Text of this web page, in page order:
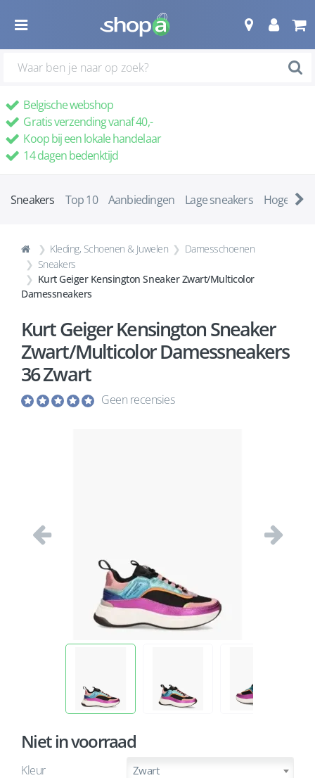
Belgische webshop
Gratis verzending vanaf 40,-
Koop bij een lokale handelaar
14 dagen bedenktijd
Sneakers Top 10 Aanbiedingen Lage sneakers Hoge
Kleding, Schoenen & Juwelen
Damesschoenen
Sneakers
Kurt Geiger Kensington Sneaker Zwart/Multicolor
Damessneakers
Kurt Geiger Kensington Sneaker
Zwart/Multicolor Damessneakers
36 Zwart
Geen recensies
Vorige
Niet in voorraad
Kleur Zwart